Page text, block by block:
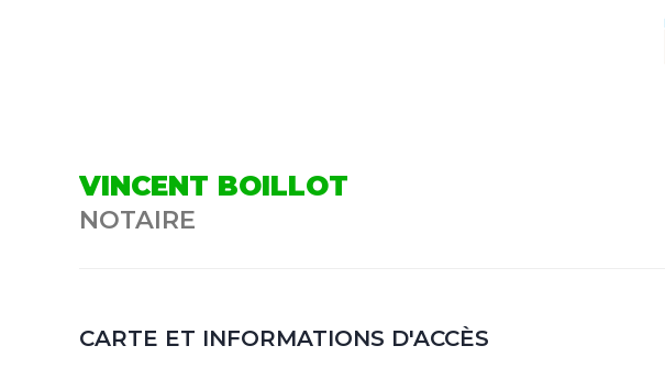
VINCENT BOILLOT
NOTAIRE
CARTE ET INFORMATIONS D'ACCÈS